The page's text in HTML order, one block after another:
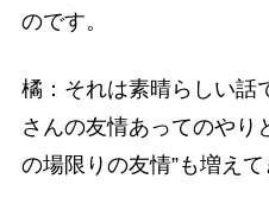
のです。
橘：それは素晴らしい話
さんの友情あってのやり
の場限りの友情”も増えて